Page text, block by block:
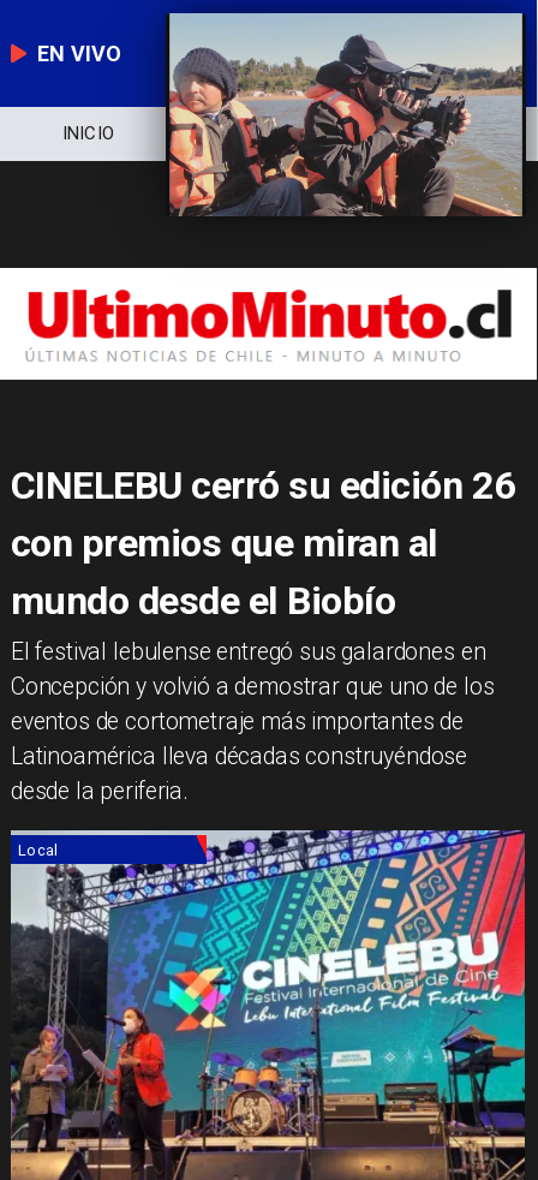
EN VIVO
NOTICIERO POLÍTICA ECONOMÍA
CINELEBU cerró su edición 26
con premios que miran al
mundo desde el Biobío
​El festival lebulense entregó sus galardones en
Concepción y volvió a demostrar que uno de los
eventos de cortometraje más importantes de
Latinoamérica lleva décadas construyéndose
desde la periferia.
Local